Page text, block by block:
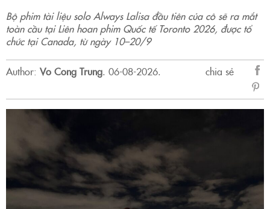
Bộ phim tài liệu solo Always Lalisa đầu tiên của cô sẽ ra mắt
toàn cầu tại Liên hoan phim Quốc tế Toronto 2026, được tổ
chức tại Canada, từ ngày 10–20/9
Author: Vo Cong Trung. 06-08-2026.
chia sẻ
sẻ